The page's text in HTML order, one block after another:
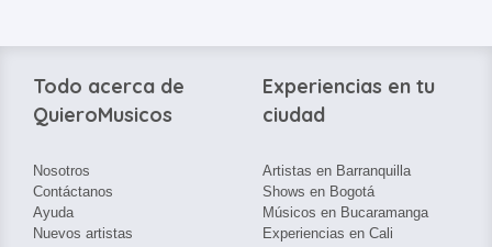
Todo acerca de
QuieroMusicos
Nosotros
Contáctanos
Ayuda
Nuevos artistas
Experiencias en tu
ciudad
Artistas en Barranquilla
Shows en Bogotá
Músicos en Bucaramanga
Experiencias en Cali